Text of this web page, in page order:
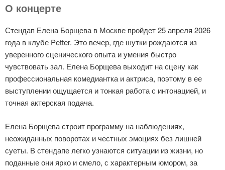
О концерте
Стендап Елена Борщева в Москве пройдет 25 апреля 2026
года в клубе Petter. Это вечер, где шутки рождаются из
уверенного сценического опыта и умения быстро
чувствовать зал. Елена Борщева выходит на сцену как
профессиональная комедиантка и актриса, поэтому в ее
выступлении ощущается и тонкая работа с интонацией, и
точная актерская подача.
Елена Борщева строит программу на наблюдениях,
неожиданных поворотах и честных эмоциях без лишней
суеты. В стендапе легко узнаются ситуации из жизни, но
поданные они ярко и смело, с характерным юмором, за